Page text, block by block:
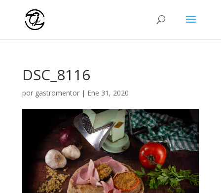
DSC_8116
por gastromentor| Ene 31, 2020